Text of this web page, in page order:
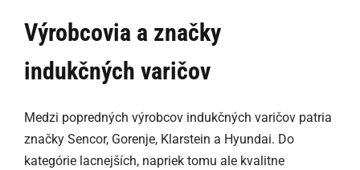
Výrobcovia a značky
indukčných varičov
Medzi popredných výrobcov indukčných varičov patria
značky Sencor, Gorenje, Klarstein a Hyundai. Do
kategórie lacnejších, napriek tomu ale kvalitne